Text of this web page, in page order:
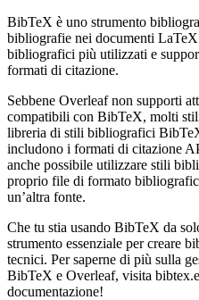
BibTeX è uno strumento
bibliografie nei documenti
bibliografici più utilizzati e
formati di citazione.
Sebbene Overleaf non supporti
compatibili con BibTeX, molti
libreria di stili bibliografici
includono i formati di citazione
anche possibile utilizzare stili
proprio file di formato
un’altra fonte.
Che tu stia usando BibTeX da
strumento essenziale per creare
tecnici. Per saperne di più sulla
BibTeX e Overleaf, visita
documentazione!